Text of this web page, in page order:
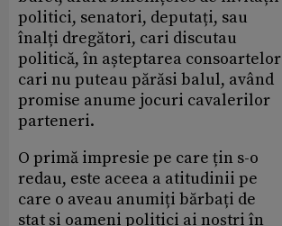
politici, senatori, deputați, sau
înalți dregători, cari discutau
politică, în așteptarea consoartelor
cari nu puteau părăsi balul, având
promise anume jocuri cavalerilor
parteneri.
O primă impresie pe care țin s-o
redau, este aceea a atitudinii pe
care o aveau anumiți bărbați de
stat și oameni politici ai noștri în